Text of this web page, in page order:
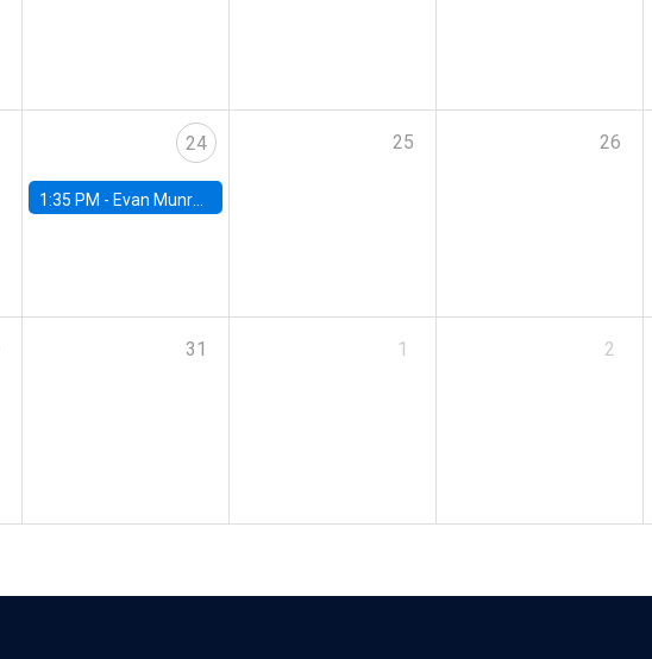
24
1:35 PM - Evan Munro, Neyman Visiting Assistant Professor in the Department of Statistics at UC Berkeley
25 26
31 1 2